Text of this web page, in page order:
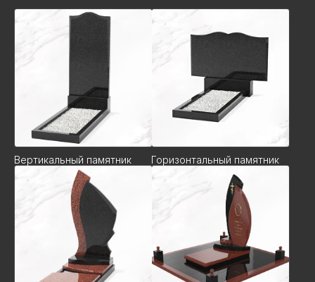
Вертикальный памятник Горизонтальный памятник